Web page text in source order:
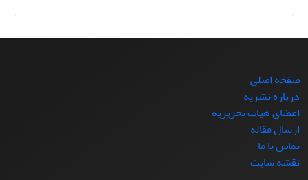
صفحه اصلی
درباره نشریه
اعضای هیات تحریریه
ارسال مقاله
تماس با ما
نقشه سایت